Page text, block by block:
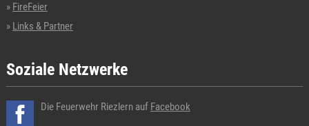
FireFeier
Links & Partner
Soziale Netzwerke
Die Feuerwehr Riezlern auf Facebook